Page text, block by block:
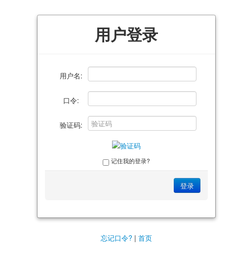
用户登录
用户名:
口令:
验证码:
记住我的登录?
忘记口令? | 首页